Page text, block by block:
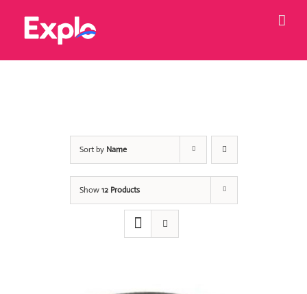
Sort by Name
Show12 Products